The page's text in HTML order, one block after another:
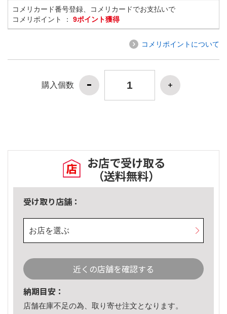
コメリカード番号登録、コメリカードでお支払いで
コメリポイント ： 9ポイント獲得
コメリポイントについて
購入個数
お店で受け取る
（送料無料）
受け取り店舗：
お店を選ぶ
近くの店舗を確認する
納期目安：
店舗在庫不足の為、取り寄せ注文となります。